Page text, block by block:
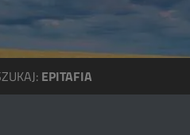
EPITAFIA